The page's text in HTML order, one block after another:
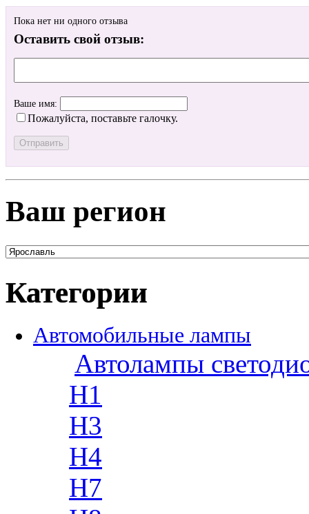
Пока нет ни одного отзыва
Оставить свой отзыв:
Ваше имя:
Пожалуйста, поставьте галочку.
Ваш регион
Категории
Автомобильные лампы
Автолампы
H1
H3
H4
H7